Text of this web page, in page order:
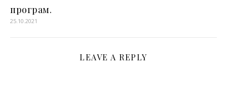
програм.
25.10.2021
LEAVE A REPLY